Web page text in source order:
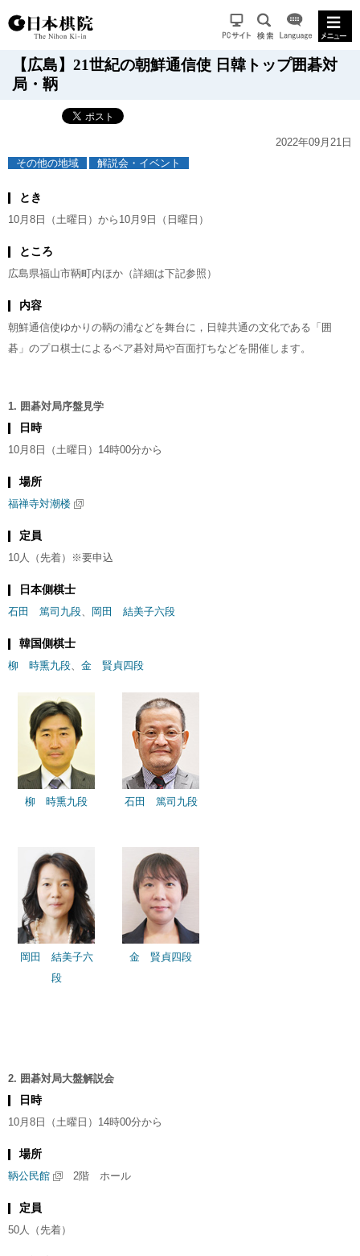
【広島】21世紀の朝鮮通信使 日韓トップ囲碁対
局・鞆
2022年09月21日
その他の地域
解説会・イベント
とき
10月8日（土曜日）から10月9日（日曜日）
ところ
広島県福山市鞆町内ほか（詳細は下記参照）
内容
朝鮮通信使ゆかりの鞆の浦などを舞台に，日韓共通の文化である「囲
碁」のプロ棋士によるペア碁対局や百面打ちなどを開催します。
1. 囲碁対局序盤見学
日時
10月8日（土曜日）14時00分から
場所
福禅寺対潮楼
定員
10人（先着）※要申込
日本側棋士
石田 篤司九段
岡田 結美子六段
韓国側棋士
柳 時熏九段
金 賢貞四段
柳 時熏九段 石田 篤司九段
岡田 結美子六
段
金 賢貞四段
2. 囲碁対局大盤解説会
日時
10月8日（土曜日）14時00分から
場所
鞆公民館
2階 ホール
定員
50人（先着）